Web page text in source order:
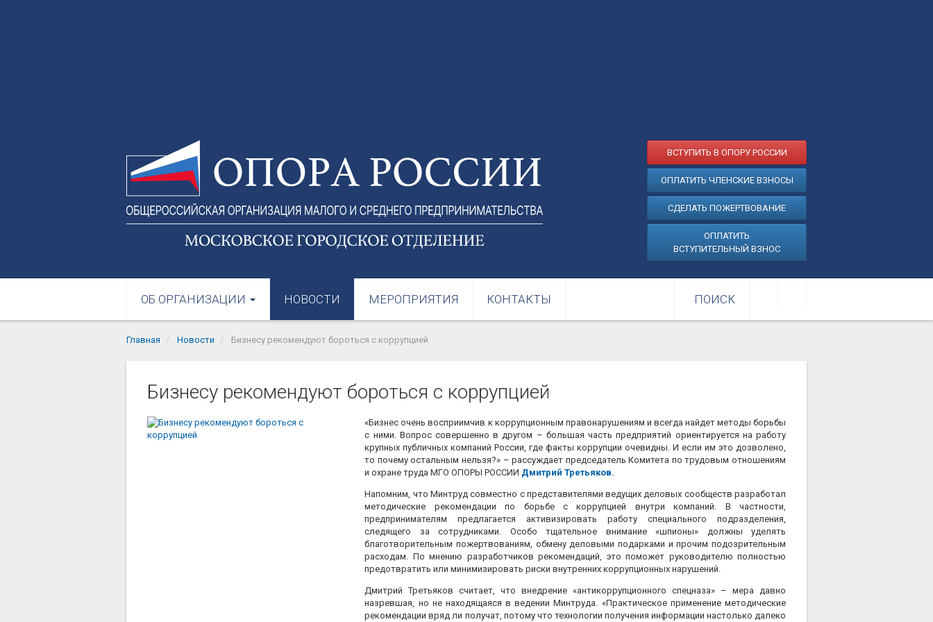
ВСТУПИТЬ В ОПОРУ РОССИИ
ОПЛАТИТЬ ЧЛЕНСКИЕ ВЗНОСЫ
СДЕЛАТЬ ПОЖЕРТВОВАНИЕ
ОПЛАТИТЬ
ВСТУПИТЕЛЬНЫЙ ВЗНОС
ОБ ОРГАНИЗАЦИИ НОВОСТИ МЕРОПРИЯТИЯ КОНТАКТЫ ПОИСК
Главная Новости Бизнесу рекомендуют бороться с коррупцией
Бизнесу рекомендуют бороться с коррупцией
«Бизнес очень восприимчив к коррупционным правонарушениям и всегда найдет методы борьбы
с ними. Вопрос совершенно в другом – большая часть предприятий ориентируется на работу
крупных публичных компаний России, где факты коррупции очевидны. И если им это дозволено,
то почему остальным нельзя?» – рассуждает председатель Комитета по трудовым отношениям
и охране труда МГО ОПОРЫ РОССИИ Дмитрий Третьяков.
Напомним, что Минтруд совместно с представителями ведущих деловых сообществ разработал
методические рекомендации по борьбе с коррупцией внутри компаний. В частности,
предпринимателям предлагается активизировать работу специального подразделения,
следящего за сотрудниками. Особо тщательное внимание «шпионы» должны уделять
благотворительным пожертвованиям, обмену деловыми подарками и прочим подозрительным
расходам. По мнению разработчиков рекомендаций, это поможет руководителю полностью
предотвратить или минимизировать риски внутренних коррупционных нарушений.
Дмитрий Третьяков считает, что внедрение «антикоррупционного спецназа» – мера давно
назревшая, но не находящаяся в ведении Минтруда. «Практическое применение методические
рекомендации вряд ли получат, потому что технологии получения информации настолько далеко